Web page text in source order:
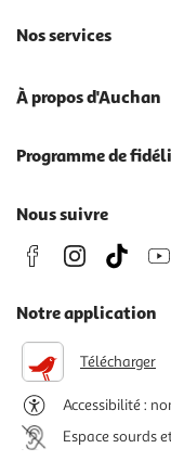
Nos services
À propos d'Auchan
Programme de
Nous suivre
Notre application
Télécharger
Accessibilité :
Espace sourds